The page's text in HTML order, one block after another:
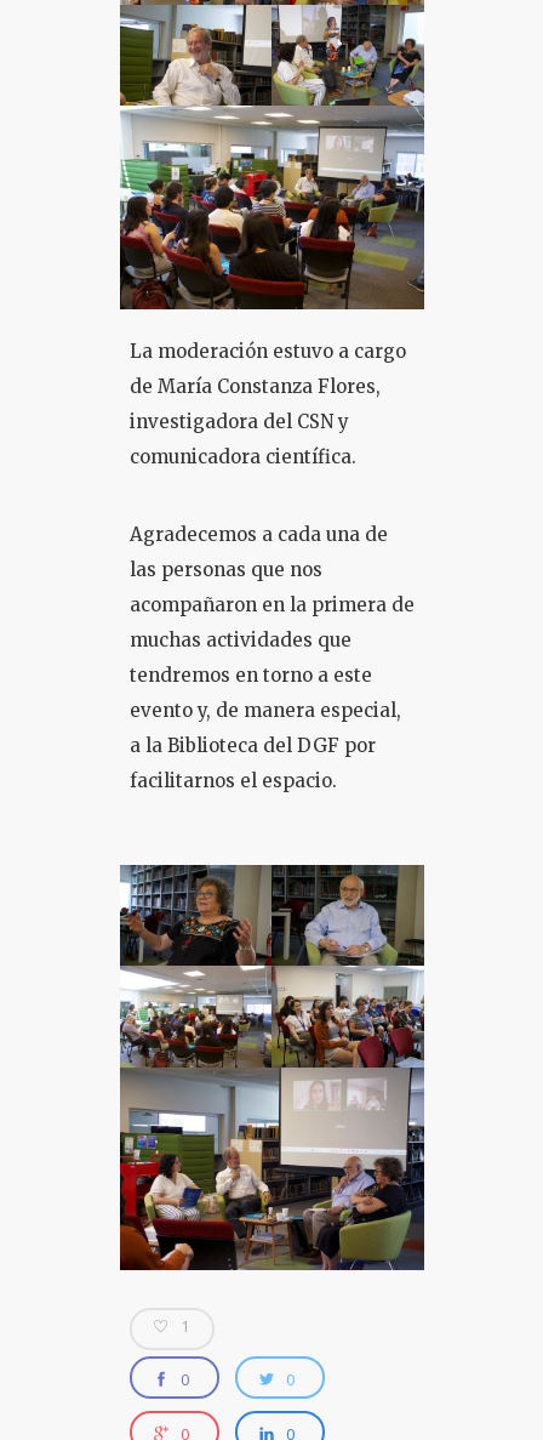
La moderación estuvo a cargo
de María Constanza Flores,
investigadora del CSN y
comunicadora científica.
Agradecemos a cada una de
las personas que nos
acompañaron en la primera de
muchas actividades que
tendremos en torno a este
evento y, de manera especial,
a la Biblioteca del DGF por
facilitarnos el espacio.
1
0 0
0 0